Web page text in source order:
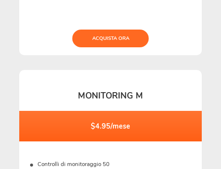
ACQUISTA ORA
MONITORING M
$4.95/mese
Controlli di monitoraggio 50